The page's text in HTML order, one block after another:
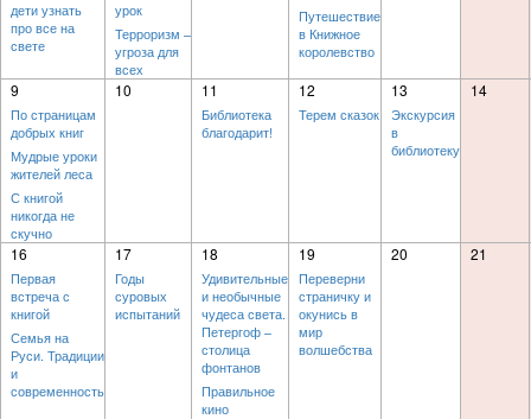
дети узнать
про все на
свете
урок
Терроризм –
угроза для
всех
Путешествие
в Книжное
королевство
9
По страницам
добрых книг
Мудрые уроки
жителей леса
С книгой
никогда не
скучно
10 11
Библиотека
благодарит!
12
Терем сказок
13
Экскурсия
в
библиотеку
14
16
Первая
встреча с
книгой
Семья на
Руси. Традиции
и
современность
17
Годы
суровых
испытаний
18
Удивительные
и необычные
чудеса света.
Петергоф –
столица
фонтанов
Правильное
кино
19
Переверни
страничку и
окунись в
мир
волшебства
20 21